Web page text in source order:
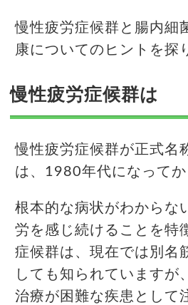
慢性疲労症候群と腸内細
康についてのヒントを探
慢性疲労症候群は
慢性疲労症候群が正式名
は、1980年代になってか
根本的な病状がわからな
労を感じ続けることを特
症候群は、現在では別名
しても知られていますが
治療が困難な疾患として